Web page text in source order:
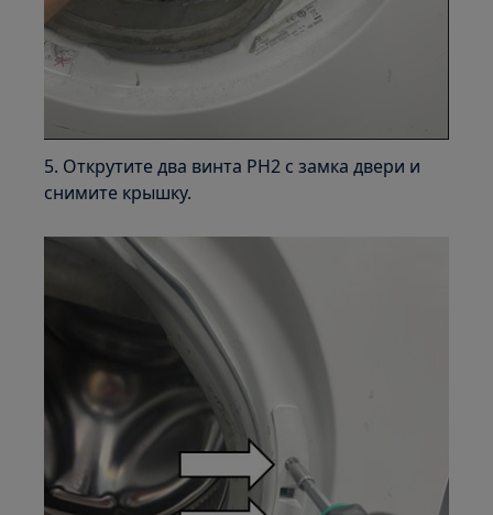
5. Открутите два винта PH2 с замка двери и
снимите крышку.